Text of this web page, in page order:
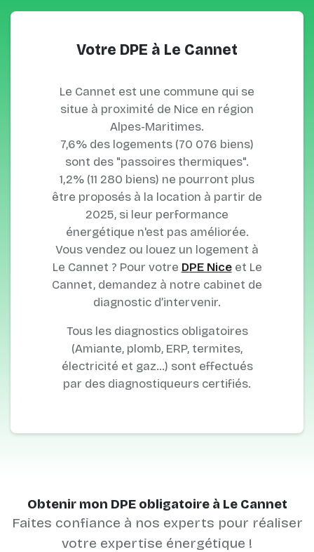
Votre DPE à Le Cannet
Le Cannet est une commune qui se
situe à proximité de Nice en région
Alpes-Maritimes.
7,6% des logements (70 076 biens)
sont des "passoires thermiques".
1,2% (11 280 biens) ne pourront plus
être proposés à la location à partir de
2025, si leur performance
énergétique n'est pas améliorée.
Vous vendez ou louez un logement à
Le Cannet ? Pour votre DPE Niceet Le
Cannet, demandez à notre cabinet de
diagnostic d’intervenir.
Tous les diagnostics obligatoires
(Amiante, plomb, ERP, termites,
électricité et gaz…) sont effectués
par des diagnostiqueurs certifiés.
Obtenir mon DPE obligatoire à Le Cannet
Faites confiance à nos experts pour réaliser
votre expertise énergétique !